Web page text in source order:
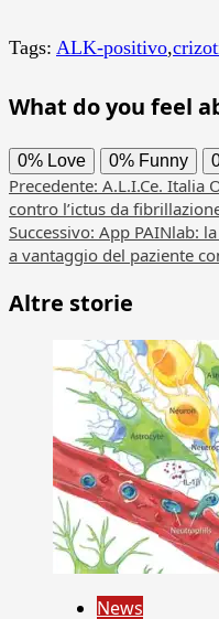
Tags: ALK-positivo,
What do you feel
0% Love 0% Funny
Navigazione
articolo
Precedente: A.L.I.Ce. Italia
contro l’ictus da
Successivo: App PAINlab:
a vantaggio del paziente
Altre storie
News